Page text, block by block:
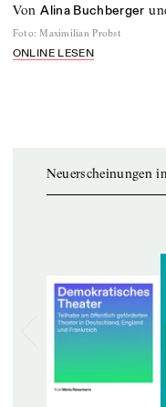
von Alina Buchberger
Foto: Maximilian Probst
ONLINE LESEN
Neuerscheinungen